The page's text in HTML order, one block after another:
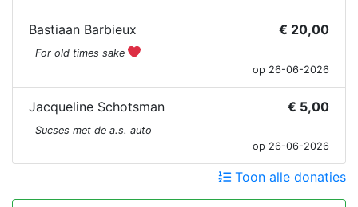
Bastiaan Barbieux € 20,00
For old times sake
op 26-06-2026
Jacqueline Schotsman € 5,00
Sucses met de a.s. auto
op 26-06-2026
Toon alle donaties